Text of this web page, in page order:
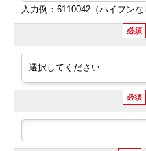
入力例：6110042（ハイフンな
必須
必須